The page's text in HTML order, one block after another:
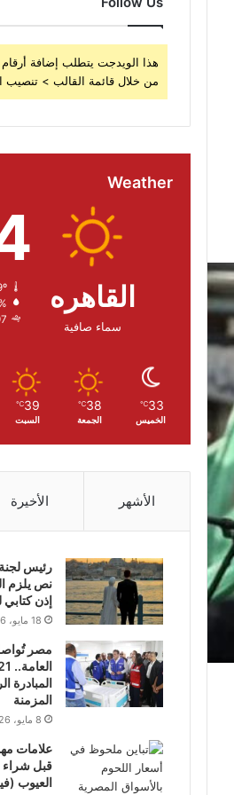
هذا الويدجت يتطلب إضافة أرقام
من خلال قائمة القالب > تنصيب
Weather
القاهره
سماء صافية
34º - 29º
33
℃
الخميس
38
℃
الجمعة
39
℃
السبت
الأشهر الأخيرة
رئيس
نص يلزم
إذن
18 مايو، 2026
مصر
المبادرة
المزمنة
8 مايو، 2026
علامات
قبل شراء
العيوب